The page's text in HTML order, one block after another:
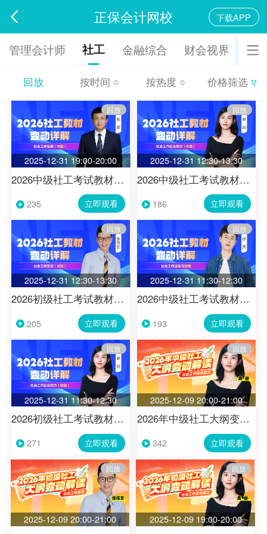
正保会计网校 下载APP
管理会计师 社工 金融综合 财会视界
回放 按时间 按热度 价格筛选
回放 按时间 按热度 价格筛选
2025-12-31 19:00-20:00
回放
2026中级社工考试教材变动解析-社会工作实务
235 立即观看
2025-12-31 12:30-13:30
回放
2026中级社工考试教材变动解析-社会工作综合能力
186 立即观看
2025-12-31 12:30-13:30
回放
2026初级社工考试教材变动解析-社会工作实务
205 立即观看
2025-12-31 11:30-12:30
回放
2026中级社工考试教材变动解析-社会工作法规与政策
193 立即观看
2025-12-31 11:30-12:30
回放
2026初级社工考试教材变动解析-社会工作综合能力
271 立即观看
2025-12-09 20:00-21:00
回放
2026年中级社工大纲变动解析-社会工作综合能力（中级）
342 立即观看
2025-12-09 20:00-21:00
回放
2025-12-09 19:00-20:00
回放